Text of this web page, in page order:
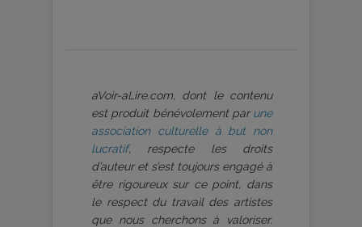
aVoir-aLire.com, dont le contenu
est produit bénévolement par une
association culturelle à but non
lucratif, respecte les droits
d’auteur et s’est toujours engagé à
être rigoureux sur ce point, dans
le respect du travail des artistes
que nous cherchons à valoriser.